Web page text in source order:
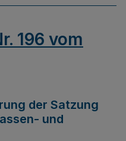
196 vom
der Satzung
und